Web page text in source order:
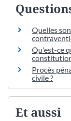
Quelles
Qu'est-ce
Procès
civile ?
Et aussi